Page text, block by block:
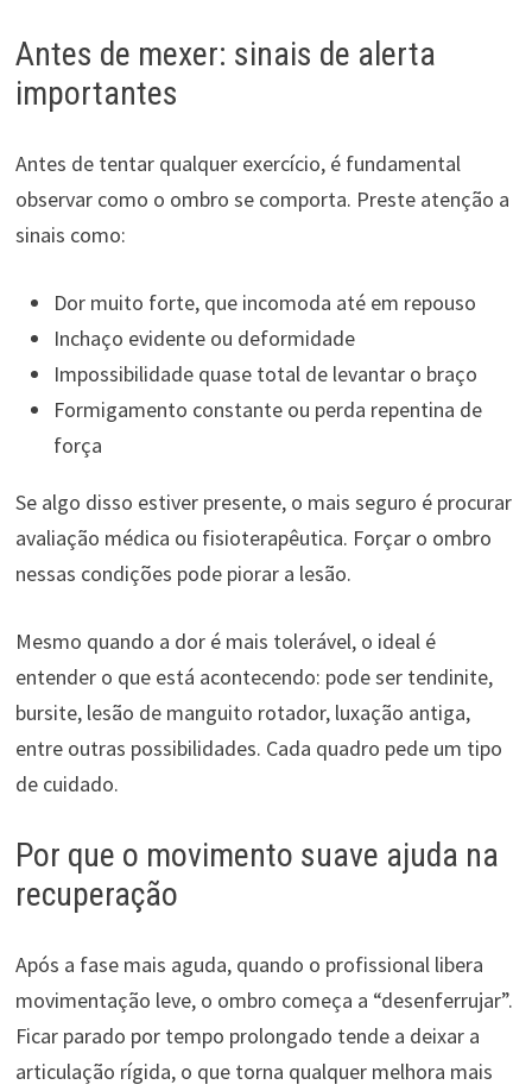
Antes de mexer: sinais de alerta
importantes
Antes de tentar qualquer exercício, é fundamental
observar como o ombro se comporta. Preste atenção a
sinais como:
Dor muito forte, que incomoda até em repouso
Inchaço evidente ou deformidade
Impossibilidade quase total de levantar o braço
Formigamento constante ou perda repentina de
força
Se algo disso estiver presente, o mais seguro é procurar
avaliação médica ou fisioterapêutica. Forçar o ombro
nessas condições pode piorar a lesão.
Mesmo quando a dor é mais tolerável, o ideal é
entender o que está acontecendo: pode ser tendinite,
bursite, lesão de manguito rotador, luxação antiga,
entre outras possibilidades. Cada quadro pede um tipo
de cuidado.
Por que o movimento suave ajuda na
recuperação
Após a fase mais aguda, quando o profissional libera
movimentação leve, o ombro começa a “desenferrujar”.
Ficar parado por tempo prolongado tende a deixar a
articulação rígida, o que torna qualquer melhora mais